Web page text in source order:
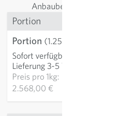
Anbaubedingungen
Portion
Portion (1.25 g)
Sofort verfügbar
Lieferung 3-5 Tage
Preis pro1kg:
2.568,00 €